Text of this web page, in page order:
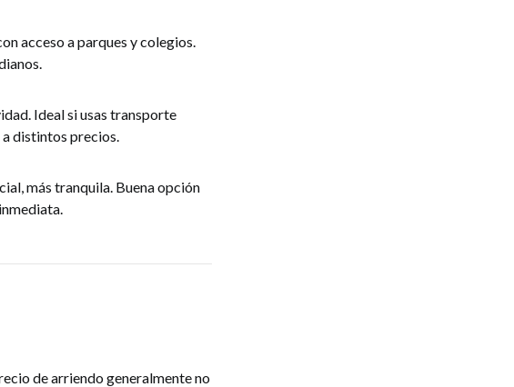
acceso a parques y colegios.
Ideal si usas transporte
distintos precios.
más tranquila. Buena opción
de arriendo generalmente no